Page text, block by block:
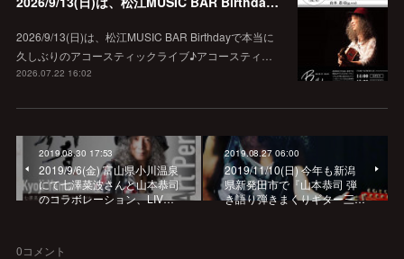
2026/9/13(日)は、松江MUSIC BAR Birthdayで本当に
久しぶりのアコースティックライブ♪アコースティ…
2026.07.22 16:02
2019.08.30 17:53
2019/9/6(金) 富山県小川温泉
にて七澤菜波さんと山本恭司
のコラボレーション、LIV…
2019.08.27 06:00
2019/11/10(日) 今年も新潟
県新発田市で『山本恭司 弾
き語り弾きまくりギター三…
0コメント